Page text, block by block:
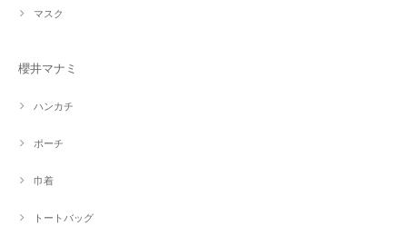
マスク
櫻井マナミ
ハンカチ
ポーチ
巾着
トートバッグ